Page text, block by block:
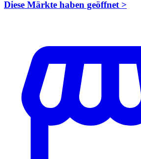
Diese Märkte haben geöffnet >